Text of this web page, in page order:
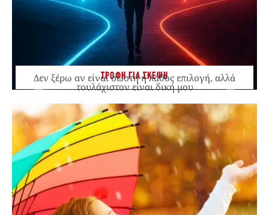
ΤΡΟΦΗ ΓΙΑ ΣΚΕΨΗ
Δεν ξέρω αν είναι σωστή ή λάθος επιλογή, αλλά
τουλάχιστον είναι δική μου